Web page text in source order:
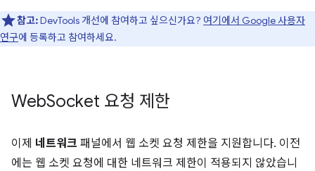
참고:DevTools 개선에 참여하고 싶으신가요? 여기에서 Google 사용자
연구에 등록하고 참여하세요.
WebSocket 요청 제한
이제 네트워크 패널에서 웹 소켓 요청 제한을 지원합니다. 이전
에는 웹 소켓 요청에 대한 네트워크 제한이 적용되지 않았습니